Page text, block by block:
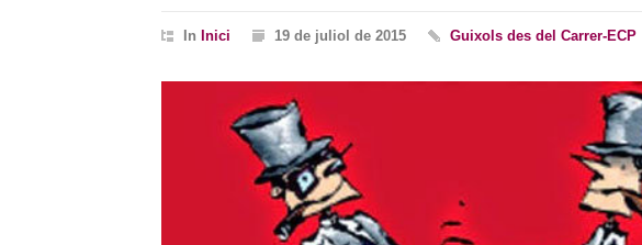
In Inici 19 de juliol de 2015 Guixols des del Carrer-ECP